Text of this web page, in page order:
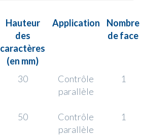
Hauteur
des
caractères
(en mm)
Application
Nombre
de face
30
Contrôle
parallèle
1
50
Contrôle
parallèle
1